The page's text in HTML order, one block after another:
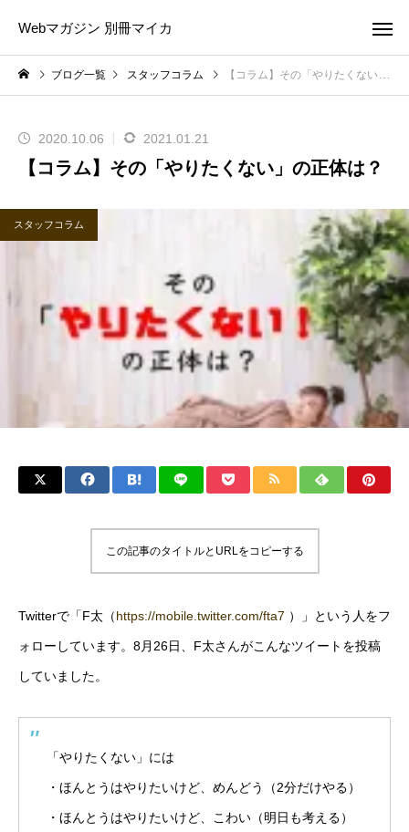
Webマガジン 別冊マイカ
ブログ一覧 スタッフコラム 【コラム】その「やりたくない」の正体は？
2020.10.06 2021.01.21
【コラム】その「やりたくない」の正体は？
スタッフコラム
この記事のタイトルとURLをコピーする
Twitterで「F太（https://mobile.twitter.com/fta7 ）」という人をフ
ォローしています。8月26日、F太さんがこんなツイートを投稿
していました。
「やりたくない」には
・ほんとうはやりたいけど、めんどう（2分だけやる）
・ほんとうはやりたいけど、こわい（明日も考える）